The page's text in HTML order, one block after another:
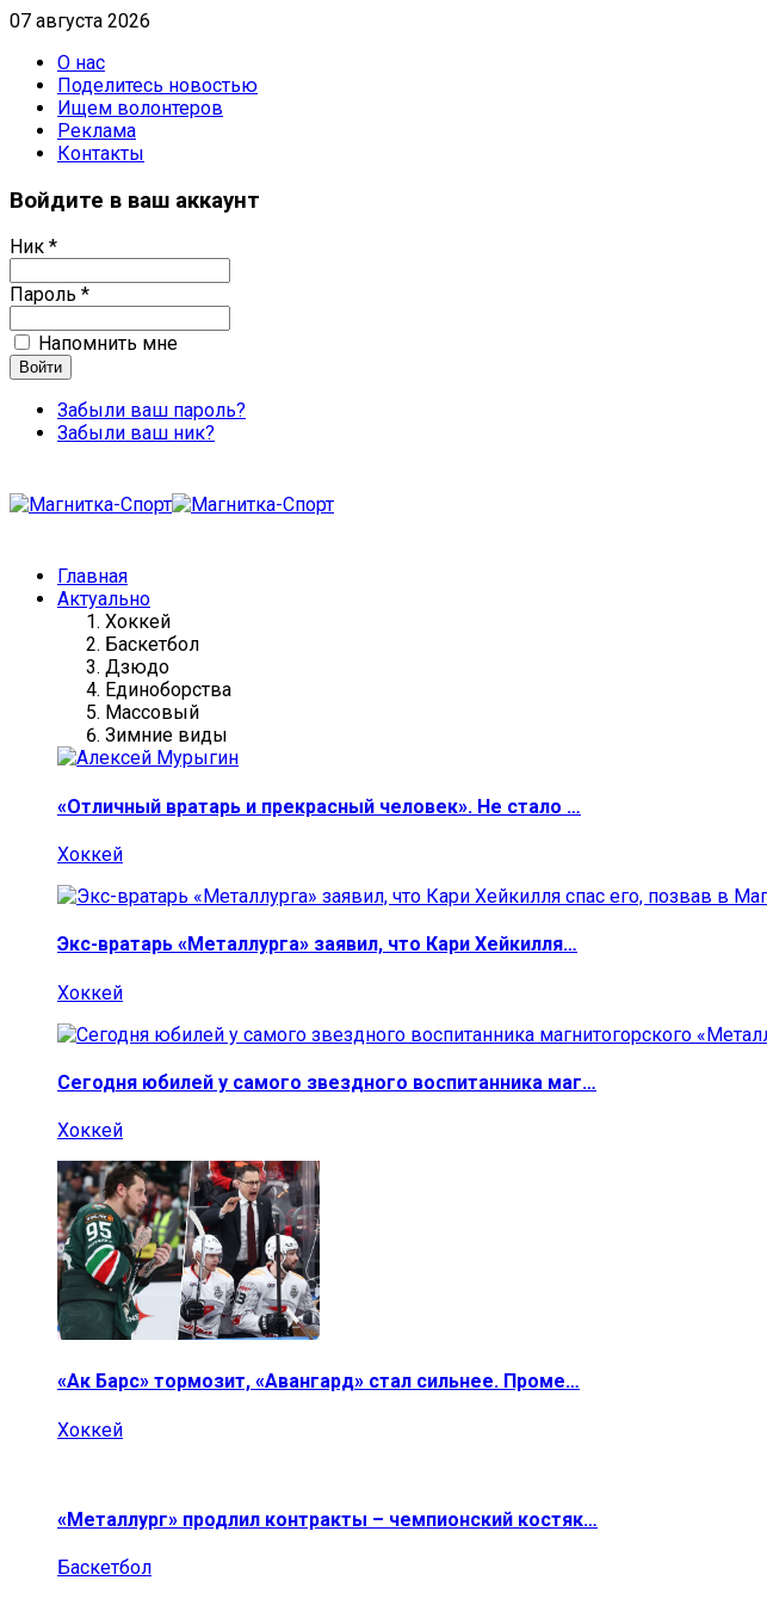
07 августа 2026
О нас
Поделитесь новостью
Ищем волонтеров
Реклама
Контакты
Войдите в ваш аккаунт
Ник *
Пароль *
Напомнить мне
Забыли ваш пароль?
Забыли ваш ник?
Главная
Актуально
Хоккей
Баскетбол
Дзюдо
Единоборства
Массовый
Зимние виды
«Отличный вратарь и прекрасный человек». Не стало …
Хоккей
Экс-вратарь «Металлурга» заявил, что Кари Хейкилля…
Хоккей
Сегодня юбилей у самого звездного воспитанника маг…
Хоккей
«Ак Барс» тормозит, «Авангард» стал сильнее. Проме…
Хоккей
«Металлург» продлил контракты – чемпионский костяк…
Баскетбол